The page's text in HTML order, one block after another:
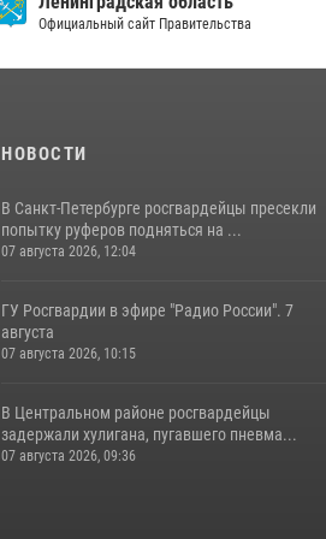
Официальный сайт Правительства
НОВОСТИ
В Санкт-Петербурге росгвардейцы пресекли
попытку руферов подняться на ...
07 августа 2026, 12:04
ГУ Росгвардии в эфире "Радио России". 7
августа
07 августа 2026, 10:15
В Центральном районе росгвардейцы
задержали хулигана, пугавшего пневма...
07 августа 2026, 09:36